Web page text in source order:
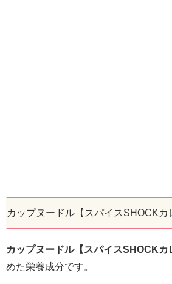
カップヌードル【スパイスSHOCKカ
カップヌードル【スパイスSHOCKカ
めた栄養成分です。